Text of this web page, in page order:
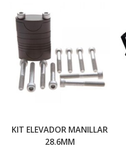
KIT ELEVADOR MANILLAR
28.6MM